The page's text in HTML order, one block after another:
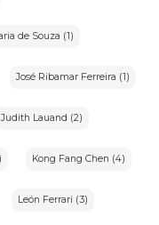
de Souza (1)
José Ribamar Ferreira (1)
Judith Lauand (2)
Kong Fang Chen (4)
León Ferrari (3)